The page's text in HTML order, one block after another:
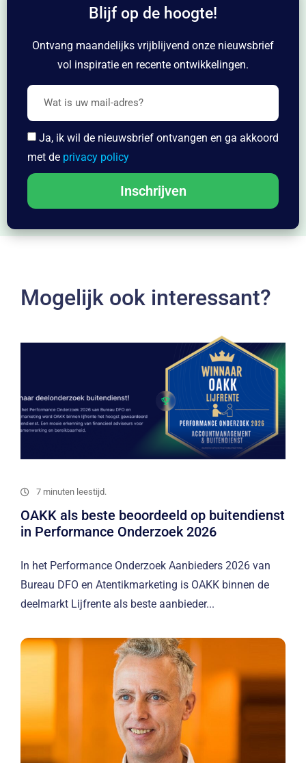
Blijf op de hoogte!
Ontvang maandelijks vrijblijvend onze nieuwsbrief
vol inspiratie en recente ontwikkelingen.
Ja, ik wil de nieuwsbrief ontvangen en ga akkoord
met de privacy policy
Inschrijven
Mogelijk ook interessant?
7 minuten leestijd.
OAKK als beste beoordeeld op buitendienst
in Performance Onderzoek 2026
In het Performance Onderzoek Aanbieders 2026 van
Bureau DFO en Atentikmarketing is OAKK binnen de
deelmarkt Lijfrente als beste aanbieder...